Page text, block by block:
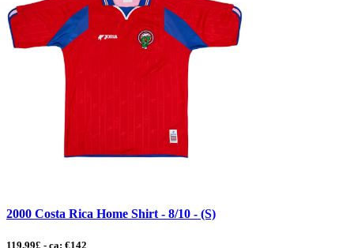
2000 Costa Rica Home Shirt - 8/10 - (S)
119.99£ - ca: €142